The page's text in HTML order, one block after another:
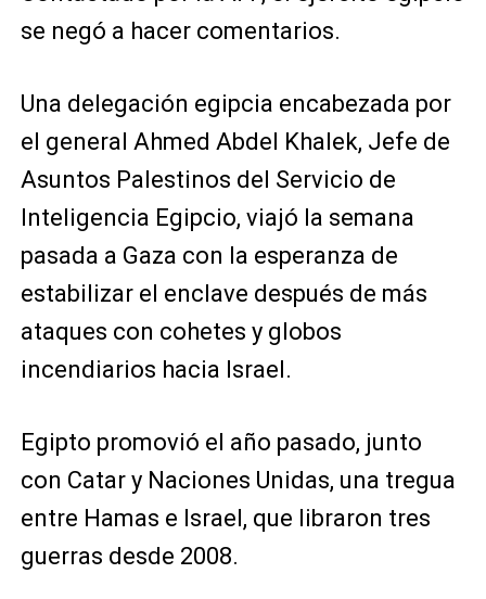
se negó a hacer comentarios.
Una delegación egipcia encabezada por
el general Ahmed Abdel Khalek, Jefe de
Asuntos Palestinos del Servicio de
Inteligencia Egipcio, viajó la semana
pasada a Gaza con la esperanza de
estabilizar el enclave después de más
ataques con cohetes y globos
incendiarios hacia Israel.
Egipto promovió el año pasado, junto
con Catar y Naciones Unidas, una tregua
entre Hamas e Israel, que libraron tres
guerras desde 2008.